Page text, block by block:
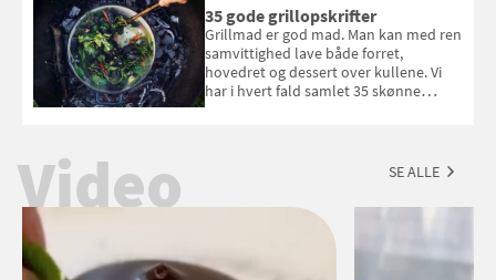
du kan vinde 6 flasker vin fra Viña
Esmeralda. Konkurrencen slutter 1.
september 2026.
35 gode grillopskrifter
Grillmad er god mad. Man kan med ren
samvittighed lave både forret,
hovedret og dessert over kullene. Vi
har i hvert fald samlet 35 skønne
Video SE ALLE